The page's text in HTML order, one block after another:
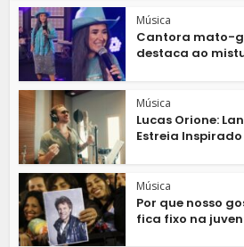
Música
Cantora mato-
destaca ao
Música
Lucas Orione:
Estreia Inspirado
Música
Por que nosso
fica fixo na